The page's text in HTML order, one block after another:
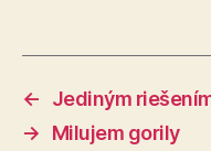
←
Jediným
→
Milujem gorily